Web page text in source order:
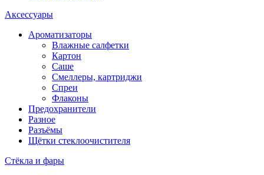
Аксессуары
Ароматизаторы
Влажные салфетки
Картон
Саше
Смеллеры, картриджи
Спреи
Флаконы
Предохранители
Разное
Разъёмы
Щётки стеклоочистителя
Стёкла и фары